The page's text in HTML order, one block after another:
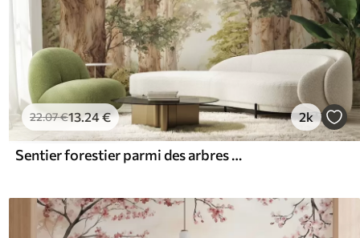
22.07€13.24€ 2k
Sentier forestier parmi des arbres majestueux, style aquarelle